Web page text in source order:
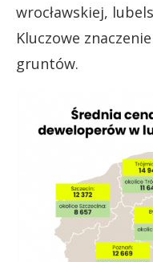
wrocławskiej,
Kluczowe
gruntów.